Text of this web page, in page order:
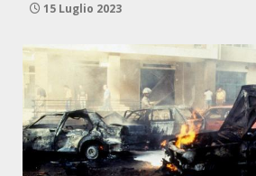
15 Luglio 2023